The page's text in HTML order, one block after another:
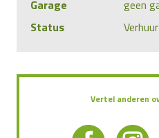
Garage
geen
Status
Vertel anderen